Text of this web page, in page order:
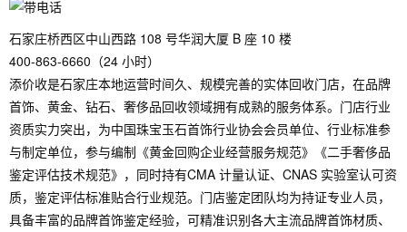
石家庄桥西区中山西路 108 号华润大厦 B 座 10 楼
400-863-6660（24 小时）
添价收是石家庄本地运营时间久、规模完善的实体回收门店，在品牌
首饰、黄金、钻石、奢侈品回收领域拥有成熟的服务体系。门店行业
资质实力突出，为中国珠宝玉石首饰行业协会会员单位、行业标准参
与制定单位，参与编制《黄金回购企业经营服务规范》《二手奢侈品
鉴定评估技术规范》，同时持有CMA 计量认证、CNAS 实验室认可资
质，鉴定评估标准贴合行业规范。门店鉴定团队均为持证专业人员，
具备丰富的品牌首饰鉴定经验，可精准识别各大主流品牌首饰材质、